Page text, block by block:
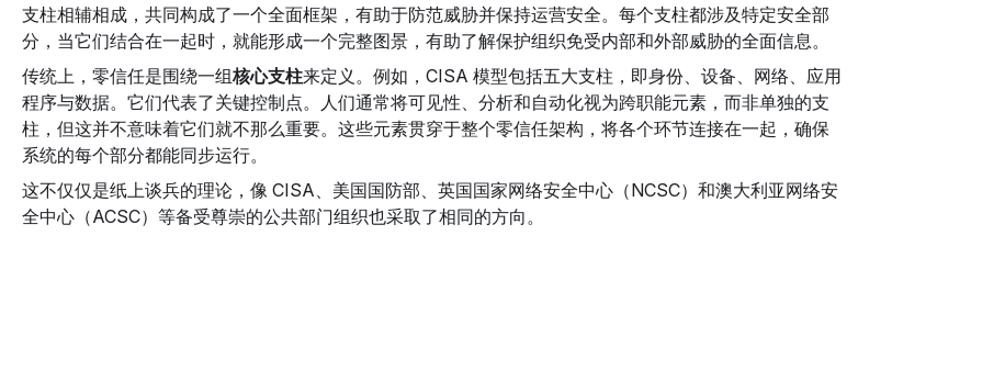
支柱相辅相成，共同构成了一个全面框架，有助于防范威胁并保持运营安全。每个支柱都涉及特定安全部
分，当它们结合在一起时，就能形成一个完整图景，有助了解保护组织免受内部和外部威胁的全面信息。
传统上，零信任是围绕一组核心支柱来定义。例如，CISA 模型包括五大支柱，即身份、设备、网络、应用
程序与数据。它们代表了关键控制点。人们通常将可见性、分析和自动化视为跨职能元素，而非单独的支
柱，但这并不意味着它们就不那么重要。这些元素贯穿于整个零信任架构，将各个环节连接在一起，确保
系统的每个部分都能同步运行。
这不仅仅是纸上谈兵的理论，像 CISA、美国国防部、英国国家网络安全中心（NCSC）和澳大利亚网络安
全中心（ACSC）等备受尊崇的公共部门组织也采取了相同的方向。